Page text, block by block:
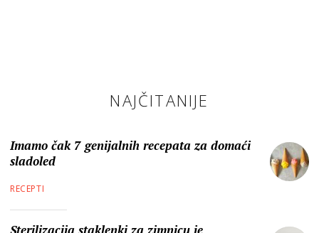
NAJČITANIJE
Imamo čak 7 genijalnih recepata za domaći
sladoled
RECEPTI